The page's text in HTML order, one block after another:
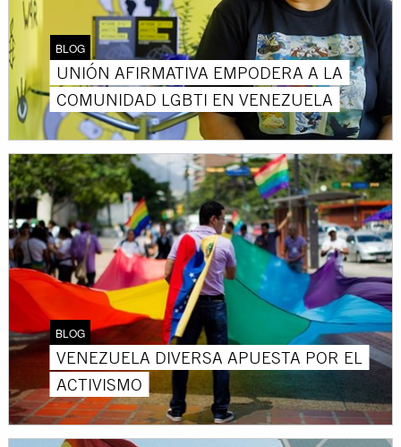
BLOG
UNIÓN AFIRMATIVA EMPODERA A LA
COMUNIDAD LGBTI EN VENEZUELA
BLOG
VENEZUELA DIVERSA APUESTA POR EL
ACTIVISMO